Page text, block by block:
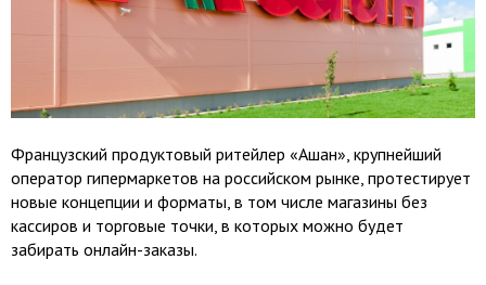
Французский продуктовый ритейлер «Ашан», крупнейший
оператор гипермаркетов на российском рынке, протестирует
новые концепции и форматы, в том числе магазины без
кассиров и торговые точки, в которых можно будет
забирать онлайн-заказы.